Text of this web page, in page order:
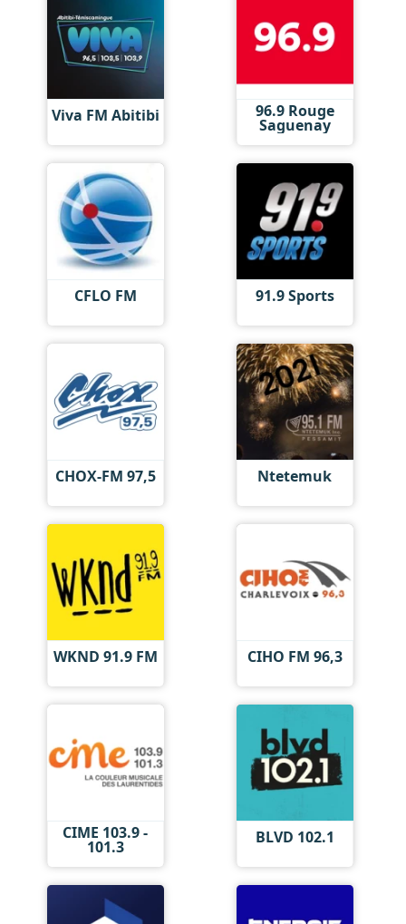
Viva FM Abitibi 96.9 Rouge
Saguenay
CFLO FM 91.9 Sports
CHOX-FM 97,5 Ntetemuk
WKND 91.9 FM CIHO FM 96,3
CIME 103.9 -
101.3 BLVD 102.1